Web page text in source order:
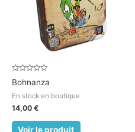
Note
0
5
Bohnanza
En stock en boutique
14,00 €
Voir le produit